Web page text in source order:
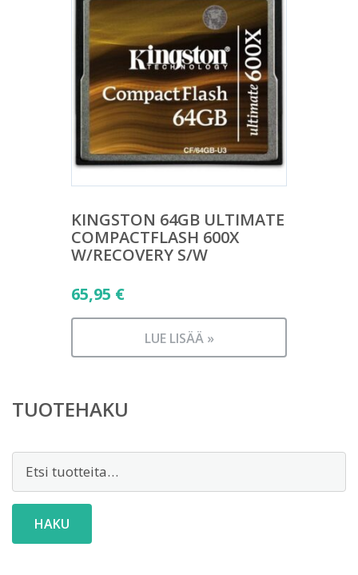
KINGSTON 64GB ULTIMATE
COMPACTFLASH 600X
W/RECOVERY S/W
65,95 €
LUE LISÄÄ »
TUOTEHAKU
Etsi:
HAKU